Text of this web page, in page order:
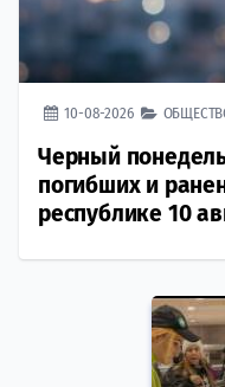
10-08-2026
Черный
погибших и
республике 10